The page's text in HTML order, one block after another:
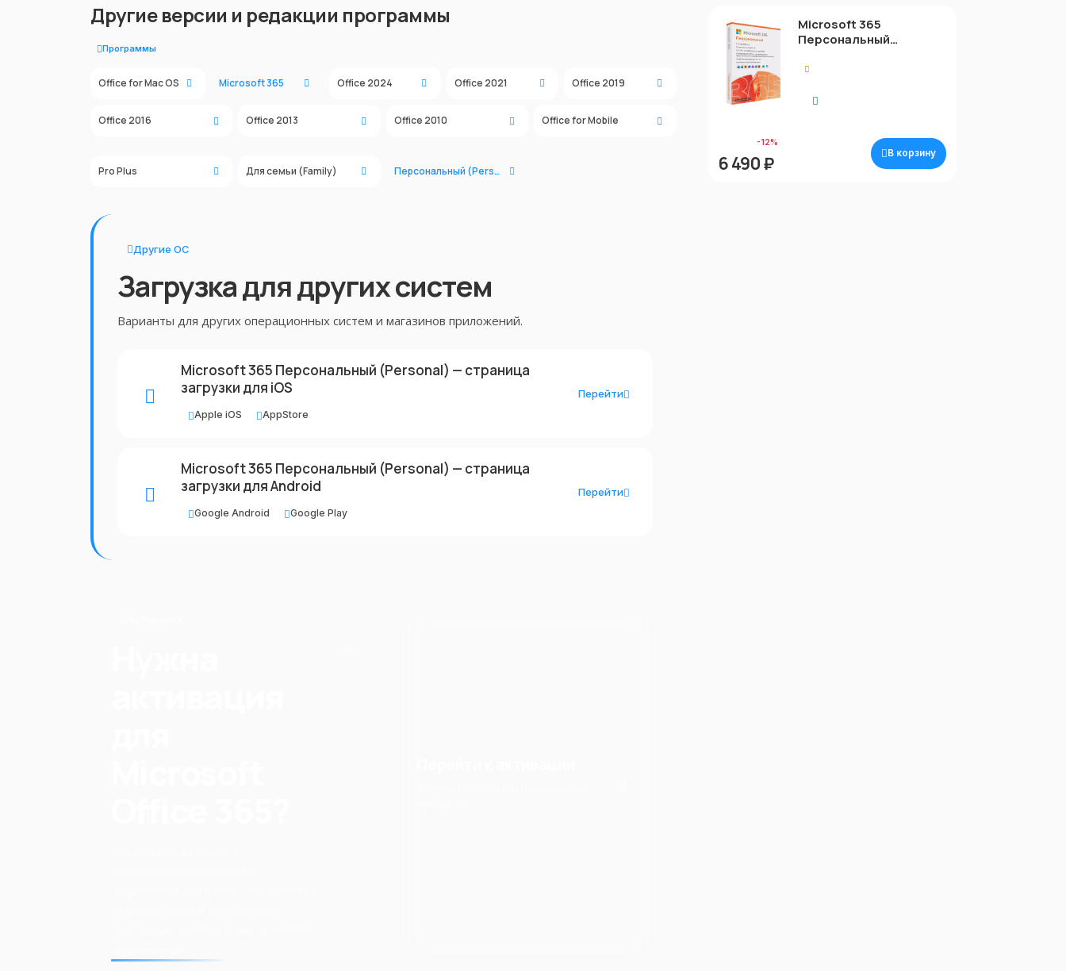
Другие версии и редакции программы
Программы
Office for Mac OS Microsoft 365 Office 2024 Office 2021 Office 2019
Office 2016 Office 2013 Office 2010 Office for Mobile
Pro Plus Для семьи (Family) Персональный (Personal)
Другие ОС
Загрузка для других систем
Варианты для других операционных систем и магазинов приложений.
Microsoft 365 Персональный (Personal) — страница
загрузки для iOS
Apple iOS AppStore
Перейти
Microsoft 365 Персональный (Personal) — страница
загрузки для Android
Google Android Google Play
Перейти
Microsoft 365
Персональный
-12%
6 490 ₽ В корзину